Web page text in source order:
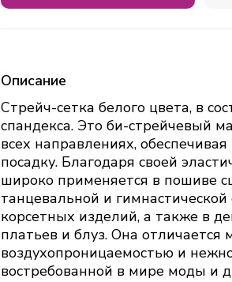
Описание
Стрейч-сетка белого цвета, в
спандекса. Это би-стрейчевый
всех направлениях,
посадку. Благодаря своей
широко применяется в пошиве
танцевальной и
корсетных изделий, а также в
платьев и блуз. Она отличается
воздухопроницаемостью и
востребованной в мире моды и